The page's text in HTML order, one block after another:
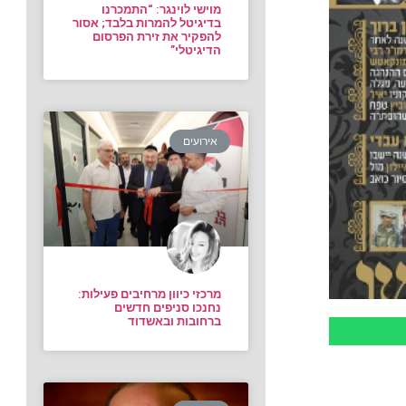
מוישי לוינגר: “התמכרנו
בדיגיטל להמרות בלבד; אסור
להפקיר את זירת הפרסום
הדיגיטלי”
אירועים
מרכזי כיוון מרחיבים פעילות:
נחנכו סניפים חדשים
ברחובות ובאשדוד